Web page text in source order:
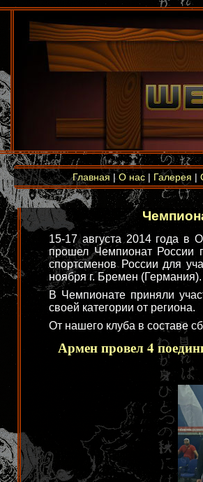
Главная|О нас | Галерея |
15-17 августа 2014 года в
прошел Чемпионат России
спортсменов России для
ноября г. Бремен (Германия).
В Чемпионате приняли
своей категории от региона.
От нашего клуба в составе
Армен провел 4